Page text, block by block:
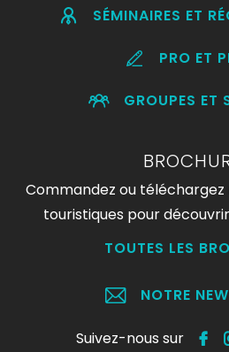
SÉMINAIRES ET
PRO ET
GROUPES ET
Commandez ou
touristiques pour
TOUTES LES
NOTRE
Suivez-nous sur